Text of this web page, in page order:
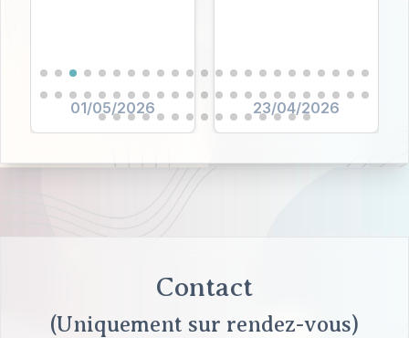
01/05/2026 23/04/2026
Contact
(Uniquement sur rendez-vous)